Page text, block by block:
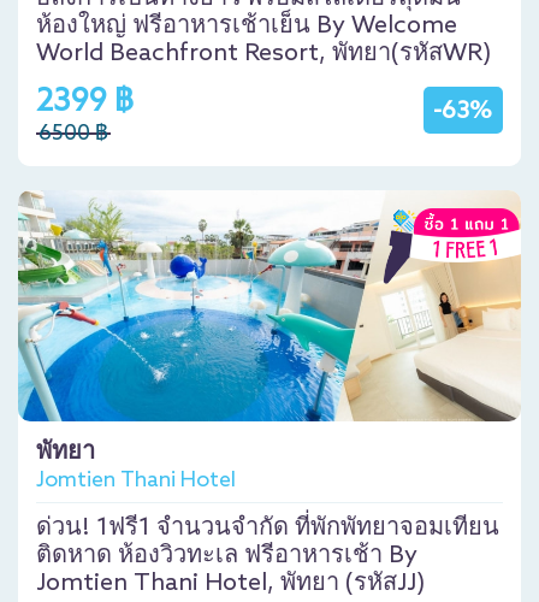
ห้องใหญ่ ฟรีอาหารเช้าเย็น By Welcome
World Beachfront Resort, พัทยา(รหัสWR)
-63%
2399 ฿
6500 ฿
พัทยา
Jomtien Thani Hotel
ด่วน! 1ฟรี1 จำนวนจำกัด ที่พักพัทยาจอมเทียน
ติดหาด ห้องวิวทะเล ฟรีอาหารเช้า By
Jomtien Thani Hotel, พัทยา (รหัสJJ)